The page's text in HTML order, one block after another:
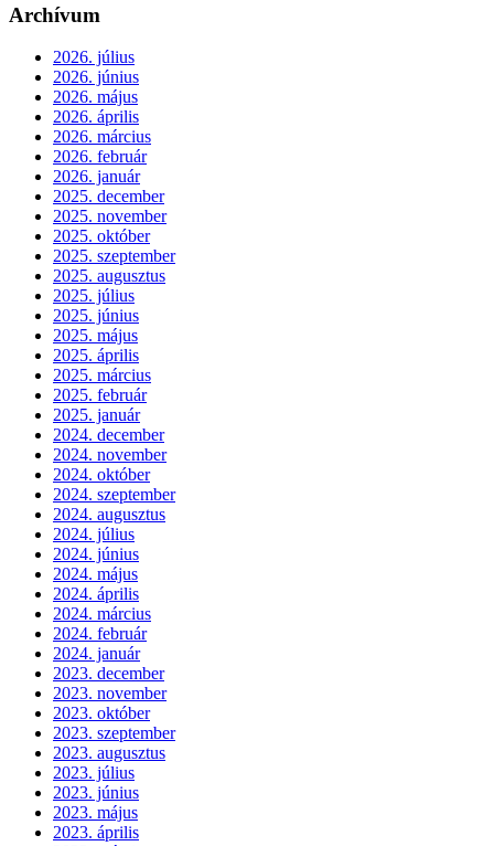
Archívum
2026. július
2026. június
2026. május
2026. április
2026. március
2026. február
2026. január
2025. december
2025. november
2025. október
2025. szeptember
2025. augusztus
2025. július
2025. június
2025. május
2025. április
2025. március
2025. február
2025. január
2024. december
2024. november
2024. október
2024. szeptember
2024. augusztus
2024. július
2024. június
2024. május
2024. április
2024. március
2024. február
2024. január
2023. december
2023. november
2023. október
2023. szeptember
2023. augusztus
2023. július
2023. június
2023. május
2023. április